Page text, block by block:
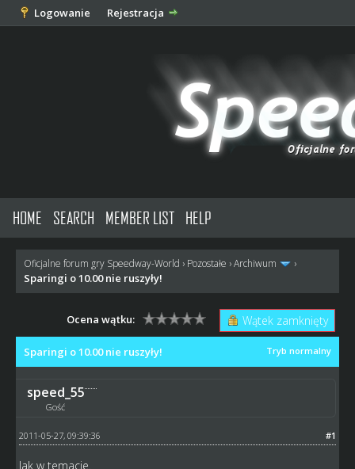
Logowanie Rejestracja
HOME SEARCH MEMBER LIST HELP
Oficjalne forum gry Speedway-World › Pozostałe ›Archiwum ›
Sparingi o 10.00 nie ruszyły!
Wątek zamknięty
Ocena wątku:
Tryb normalny
Sparingi o 10.00 nie ruszyły!
speed_55
Gość
#1
2011-05-27, 09:39:36
Jak w temacie.